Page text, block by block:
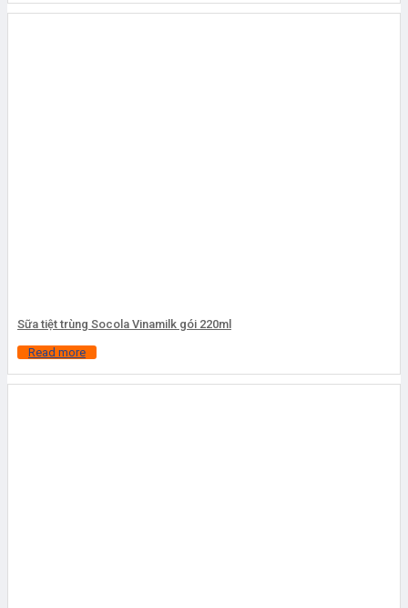
Sữa tiệt trùng Socola Vinamilk gói 220ml
Read more